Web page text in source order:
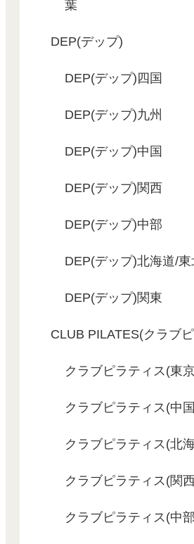
葉
DEP(デップ)
DEP(デップ)四国
DEP(デップ)九州
DEP(デップ)中国
DEP(デップ)関西
DEP(デップ)中部
DEP(デップ)北海道/東
DEP(デップ)関東
CLUB PILATES(クラブ
クラブピラティス(東
クラブピラティス(中
クラブピラティス(北
クラブピラティス(関
クラブピラティス(中